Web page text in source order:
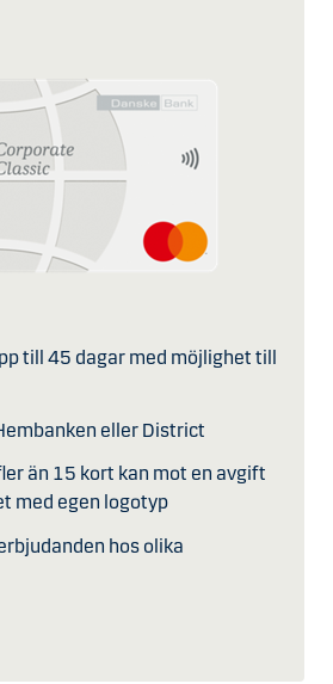
till 45 dagar med möjlighet till
eller District
än 15 kort kan mot en avgift
med egen logotyp
hos olika